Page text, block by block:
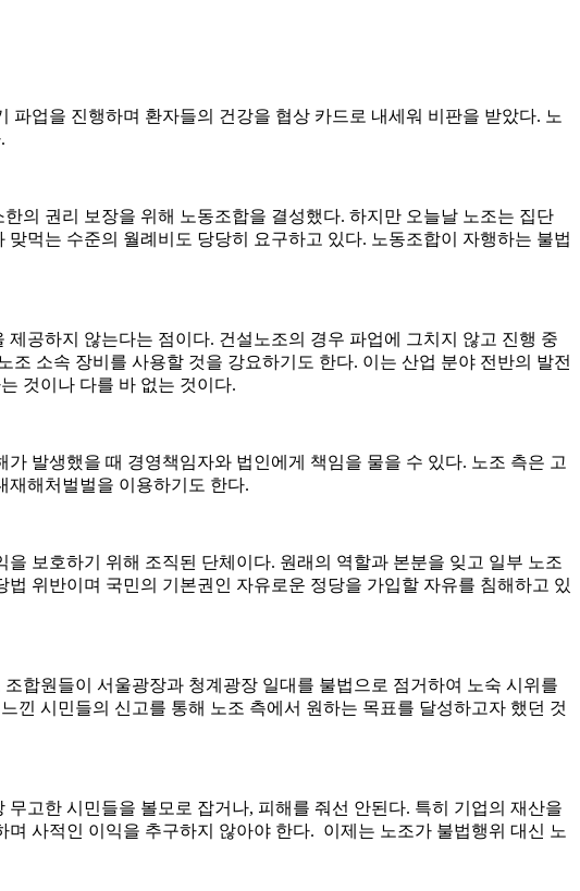
업을 진행하며 환자들의 건강을 협상 카드로 내세워 비판을 받았다. 노
의 권리 보장을 위해 노동조합을 결성했다. 하지만 오늘날 노조는 집단
먹는 수준의 월례비도 당당히 요구하고 있다. 노동조합이 자행하는 불법
공하지 않는다는 점이다. 건설노조의 경우 파업에 그치지 않고 진행 중
소속 장비를 사용할 것을 강요하기도 한다. 이는 산업 분야 전반의 발전
것이나 다를 바 없는 것이다.
발생했을 때 경영책임자와 법인에게 책임을 물을 수 있다. 노조 측은 고
재해처벌벌을 이용하기도 한다.
보호하기 위해 조직된 단체이다. 원래의 역할과 본분을 잊고 일부 노조
위반이며 국민의 기본권인 자유로운 정당을 가입할 자유를 침해하고 있
합원들이 서울광장과 청계광장 일대를 불법으로 점거하여 노숙 시위를
낀 시민들의 신고를 통해 노조 측에서 원하는 목표를 달성하고자 했던 것
고한 시민들을 볼모로 잡거나, 피해를 줘선 안된다. 특히 기업의 재산을
사적인 이익을 추구하지 않아야 한다. 이제는 노조가 불법행위 대신 노